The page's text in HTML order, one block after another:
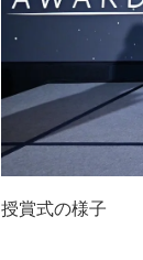
授賞式の様子